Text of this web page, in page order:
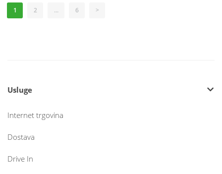
1 2 ... 6 >
Usluge
Internet trgovina
Dostava
Drive In